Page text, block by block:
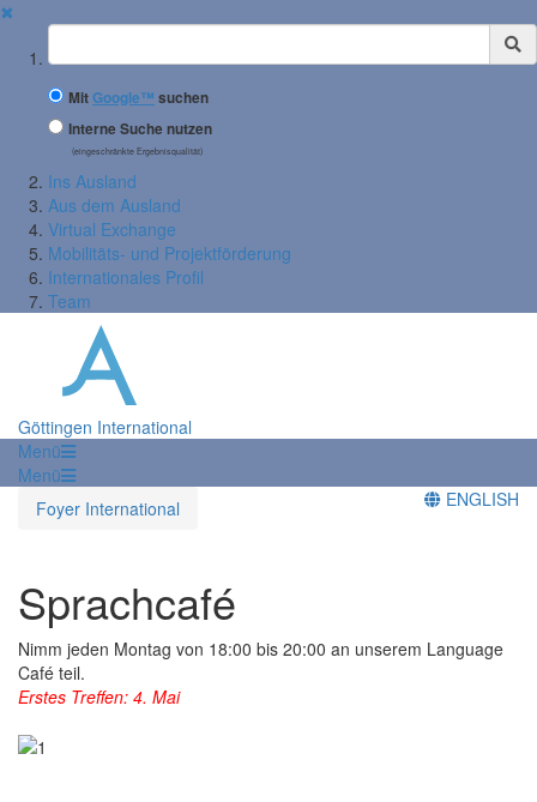
✖
Suchbegriff
MitGoogle™ suchen
Interne Suche nutzen
(eingeschränkte Ergebnisqualität)
Ins Ausland
Aus dem Ausland
Virtual Exchange
Mobilitäts- und Projektförderung
Internationales Profil
Team
Göttingen International
Menü
Menü
Foyer International
ENGLISH
Sprachcafé
Nimm jeden Montag von 18:00 bis 20:00 an unserem Language
Café teil.
Erstes Treffen: 4. Mai